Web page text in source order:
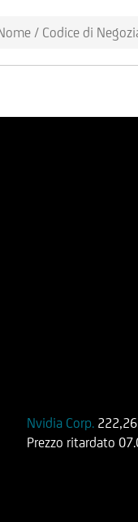
Nvidia Corp.
Prezzo ritardato